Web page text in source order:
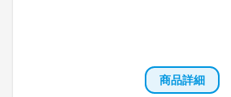
商品詳細